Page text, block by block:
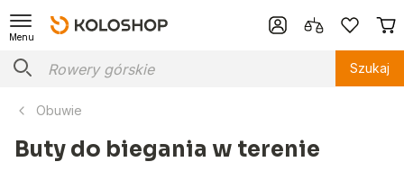
Menu
Szukaj
Obuwie
Buty do biegania w terenie